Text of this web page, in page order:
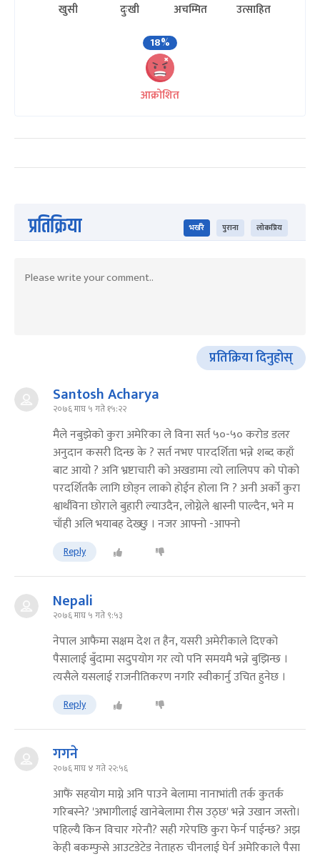
खुसी दुःखी अचम्मित
उत्साहित
18%
आक्रोशित
प्रतिक्रिया भर्खरै पुराना लोकप्रिय
प्रतिक्रिया दिनुहोस्
Santosh Acharya
२०७६ माघ ५ गते १५:२२
मैले नबुझेको कुरा अमेरिका ले विना सर्त ५०-५० करोड डलर
अनुदान कसरी दिन्छ के ? सर्त नभए पारदर्शिता भन्ने शब्द कहाँ
बाट आयो ? अनि भ्रष्टाचारी को अखडामा त्यो लालिपप को पोको
परदर्शितकै लागि छोड्न लाको होईन होला नि ? अनी अर्को कुरा
श्वार्थविना छोराले बुहारी ल्याउदैन, लोग्नेले श्वास्नी पाल्दैन, भने म
चाँही अलि भयाबह देख्छु । नजर आफ्नो -आफ्नो
Reply
Nepali
२०७६ माघ ५ गते ९:५३
नेपाल आफैमा सक्षम देश त हैन, यसरी अमेरीकाले दिएको
पैसालाई बुँदामा सदुपयोग गर त्यो पनि समयमै भन्ने बुझिन्छ ।
त्यसैले यसलाई राजनीतिकरण नगरि स्वीकार्नु उचित हुनेछ ।
Reply
गगने
२०७६ माघ ४ गते २२:५६
आफैं सहयोग माग्ने अनि पाउने बेलामा नानाभांती तर्क कुतर्क
गरिबस्ने? 'अभागीलाई खानेबेलामा रीस उठ्छ' भन्ने उखान जस्तो।
पहिल्यै किन विचार गरेनौ? सही गरेपछि कुरा फेर्न पाईन्छ? अझ
केही बकम्फुसे आउटडेटेड नेताहरु चीनलाई घेर्न अमेरिकाले पैसा